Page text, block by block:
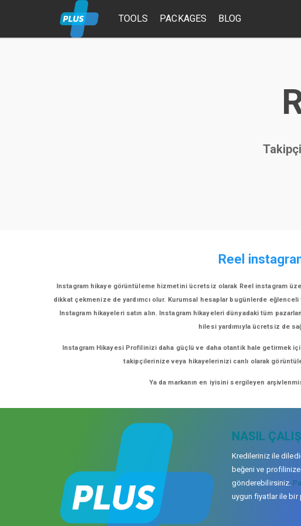
TOOLS PACKAGES BLOG
Reel
Instagram hikaye görüntüleme hizmetini ücretsiz olarak Reel instagram
dikkat çekmenize de yardımcı olur. Kurumsal hesaplar bugünlerde eğlenceli
Instagram hikayeleri satın alın. Instagram hikayeleri dünyadaki tüm
hilesi yardımıyla ücretsiz de
Instagram Hikayesi Profilinizi daha güçlü ve daha otantik hale getirmek
takipçilerinize veya hikayelerinizi canlı olarak
Ya da markanın en iyisini sergileyen
NASIL
Kredileriniz ile
beğeni ve
gönderebilirsiniz.
uygun fiyatlar ile bir